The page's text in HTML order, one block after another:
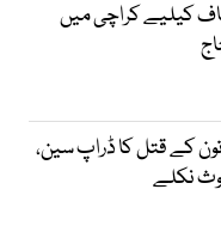
کیلیے کراچی میں
سالہ خاتون کے قتل کا ڈراپ سین،
نکلے